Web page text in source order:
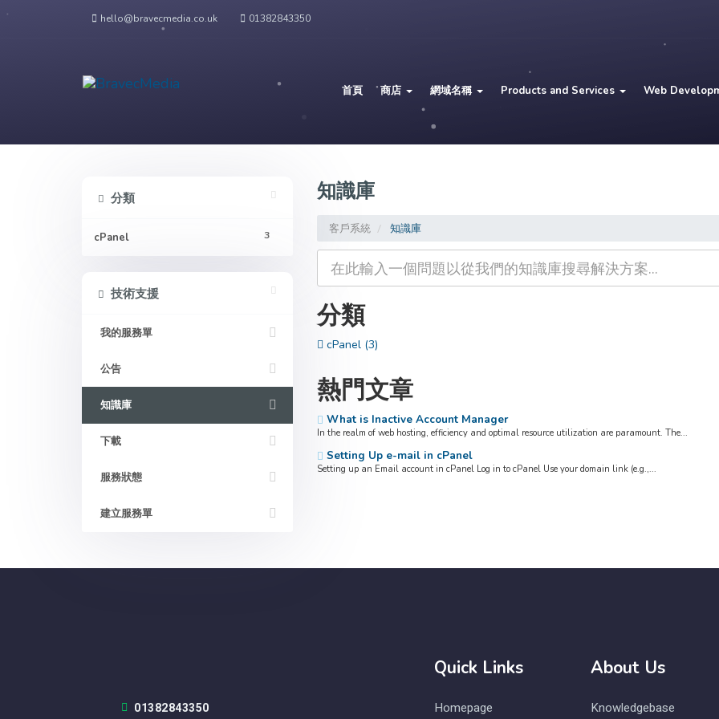
hello@bravecmedia.co.uk 01382843350
首頁 商店 網域名稱 Products and Services Web
知識庫
客戶系統 知識庫
分類
3
cPanel
分類
cPanel (3)
熱門文章
What is Inactive Account Manager
In the realm of web hosting, efficiency and optimal resource utilization are paramount. The...
Setting Up e-mail in cPanel
Setting up an Email account in cPanel Log in to cPanel Use your domain link (e.g.,...
技術支援
我的服務單
公告
知識庫
下載
服務狀態
建立服務單
01382843350
Quick Links
Homepage
About Us
Knowledgebase